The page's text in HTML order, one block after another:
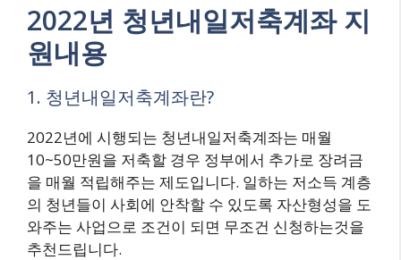
2022년 청년내일저축계좌 지
원내용
1. 청년내일저축계좌란?
2022년에 시행되는 청년내일저축계좌는 매월
10~50만원을 저축할 경우 정부에서 추가로 장려금
을 매월 적립해주는 제도입니다. 일하는 저소득 계층
의 청년들이 사회에 안착할 수 있도록 자산형성을 도
와주는 사업으로 조건이 되면 무조건 신청하는것을
추천드립니다.